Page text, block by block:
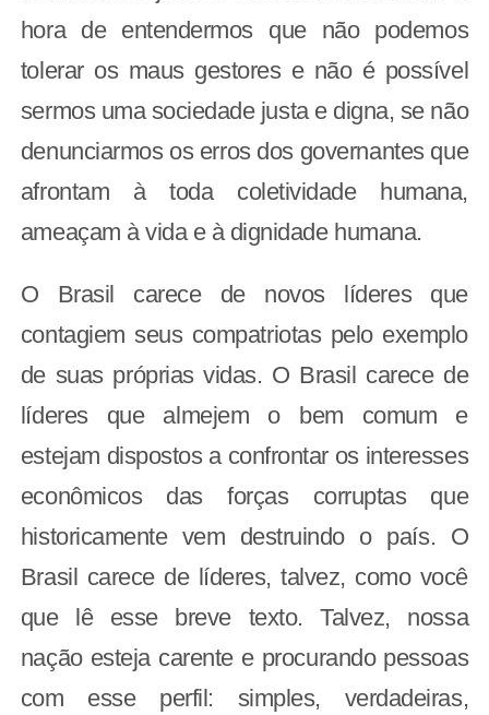
hora de entendermos que não podemos
tolerar os maus gestores e não é possível
sermos uma sociedade justa e digna, se não
denunciarmos os erros dos governantes que
afrontam à toda coletividade humana,
ameaçam à vida e à dignidade humana.
O Brasil carece de novos líderes que
contagiem seus compatriotas pelo exemplo
de suas próprias vidas. O Brasil carece de
líderes que almejem o bem comum e
estejam dispostos a confrontar os interesses
econômicos das forças corruptas que
historicamente vem destruindo o país. O
Brasil carece de líderes, talvez, como você
que lê esse breve texto. Talvez, nossa
nação esteja carente e procurando pessoas
com esse perfil: simples, verdadeiras,